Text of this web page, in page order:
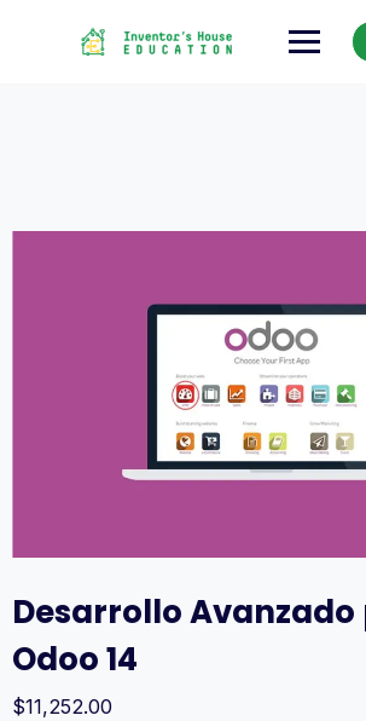
Desarrollo
Odoo 14
$11,252.00